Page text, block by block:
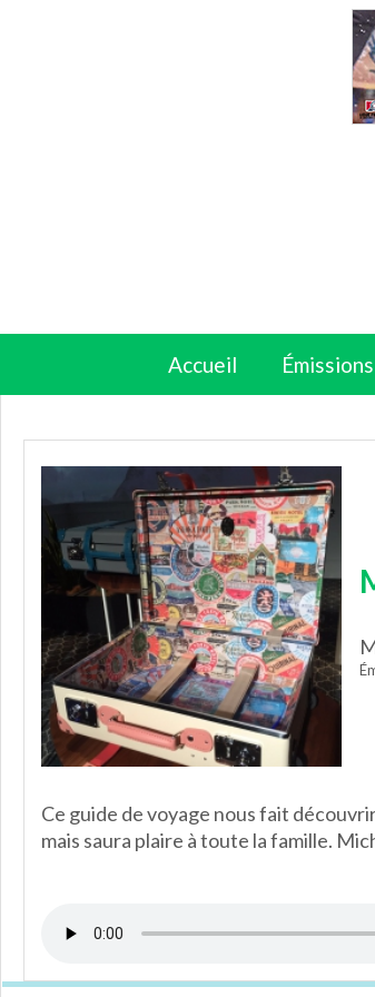
Accueil Émissions
Ce guide de voyage nous fait
mais saura plaire à toute la famille.